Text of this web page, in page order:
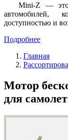
Mini-Z — это
автомобилей,
доступностью и
Подробнее
Главная
Мотор
для